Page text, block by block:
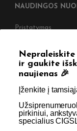
NAUDINGOS
Pristatymas
Straipsniai
Kontaktai
SKIRTA TIK
NETURĖTUMĖTE
ir gaukite
naujienas 🎉
Įženkite į
pirkiniui,
specialius